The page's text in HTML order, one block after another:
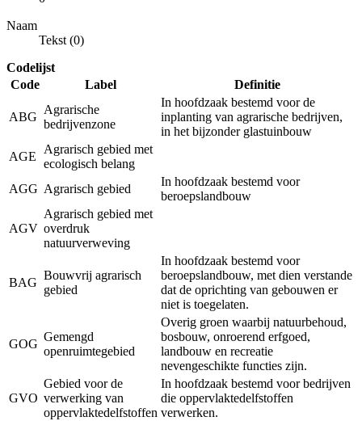
Naam
Tekst (0)
Codelijst
Code
Label Definitie
ABG
Agrarische
bedrijvenzone
In hoofdzaak bestemd voor de
inplanting van agrarische bedrijven,
in het bijzonder glastuinbouw
AGE
Agrarisch gebied met
ecologisch belang
AGG Agrarisch gebied
In hoofdzaak bestemd voor
beroepslandbouw
AGV
Agrarisch gebied met
overdruk
natuurverweving
BAG
Bouwvrij agrarisch
gebied
In hoofdzaak bestemd voor
beroepslandbouw, met dien verstande
dat de oprichting van gebouwen er
niet is toegelaten.
GOG
Gemengd
openruimtegebied
Overig groen waarbij natuurbehoud,
bosbouw, onroerend erfgoed,
landbouw en recreatie
nevengeschikte functies zijn.
GVO
Gebied voor de
verwerking van
oppervlaktedelfstoffen
In hoofdzaak bestemd voor bedrijven
die oppervlaktedelfstoffen
verwerken.